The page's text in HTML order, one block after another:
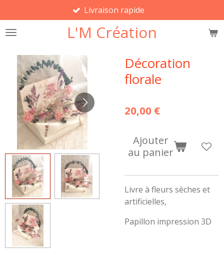
au
contenu
L'M Création
Livraison rapide
Décoration
florale
20,00 €
Ajouter
au panier
Livre à fleurs sèches et
artificielles,
Papillon impression 3D